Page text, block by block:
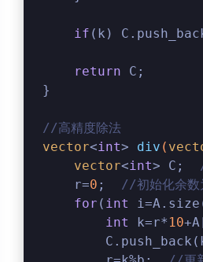
if (k)
return C;
}
//高精度除法
vector<int> div (
vector<int> C;
    r=
0 ; //初始化余数
for ( int
int
k=r* 10